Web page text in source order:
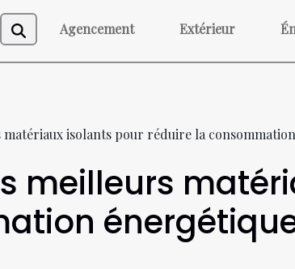
Agencement Extérieur
isolants pour réduire la
meilleurs